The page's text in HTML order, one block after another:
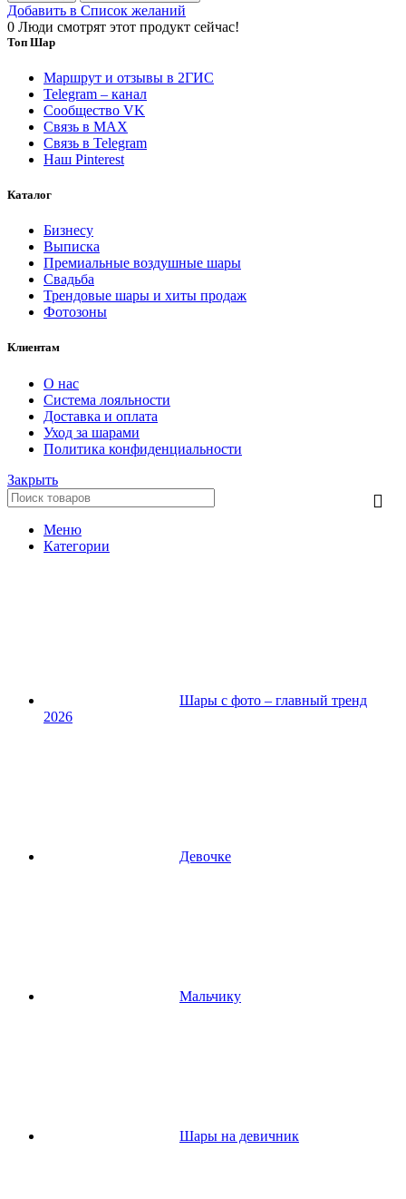
Шары-
цифры
"Розовый"
Добавить в Список желаний
0 Люди смотрят этот продукт сейчас!
Топ Шар
Маршрут и отзывы в 2ГИС
Telegram – канал
Сообщество VK
Связь в MAX
Связь в Telegram
Наш Pinterest
Каталог
Бизнесу
Выписка
Премиальные воздушные шары
Свадьба
Трендовые шары и хиты продаж
Фотозоны
Клиентам
О нас
Система лояльности
Доставка и оплата
Уход за шарами
Политика конфиденциальности
Закрыть
Меню
Категории
Шары с фото – главный тренд
2026
Девочке
Мальчику
Шары на девичник